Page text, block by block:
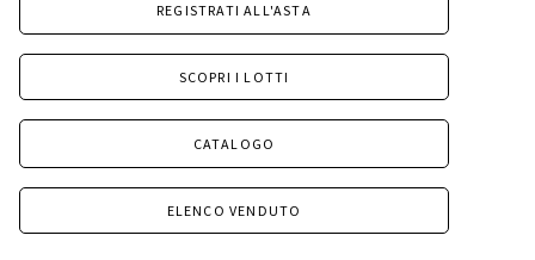
REGISTRATI ALL'ASTA
SCOPRI I LOTTI
CATALOGO
ELENCO VENDUTO